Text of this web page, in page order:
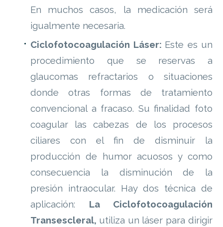
En muchos casos, la medicación será
igualmente necesaria.
Ciclofotocoagulación Láser: Este es un
procedimiento que se reservas a
glaucomas refractarios o situaciones
donde otras formas de tratamiento
convencional a fracaso. Su finalidad foto
coagular las cabezas de los procesos
ciliares con el fin de disminuir la
producción de humor acuosos y como
consecuencia la disminución de la
presión intraocular. Hay dos técnica de
aplicación: La Ciclofotocoagulación
Transescleral, utiliza un láser para dirigir